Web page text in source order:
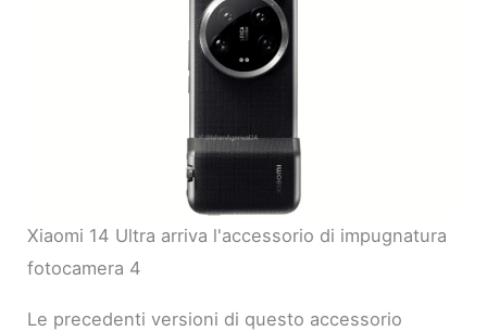
Xiaomi 14 Ultra arriva l'accessorio di impugnatura
fotocamera 4
Le precedenti versioni di questo accessorio